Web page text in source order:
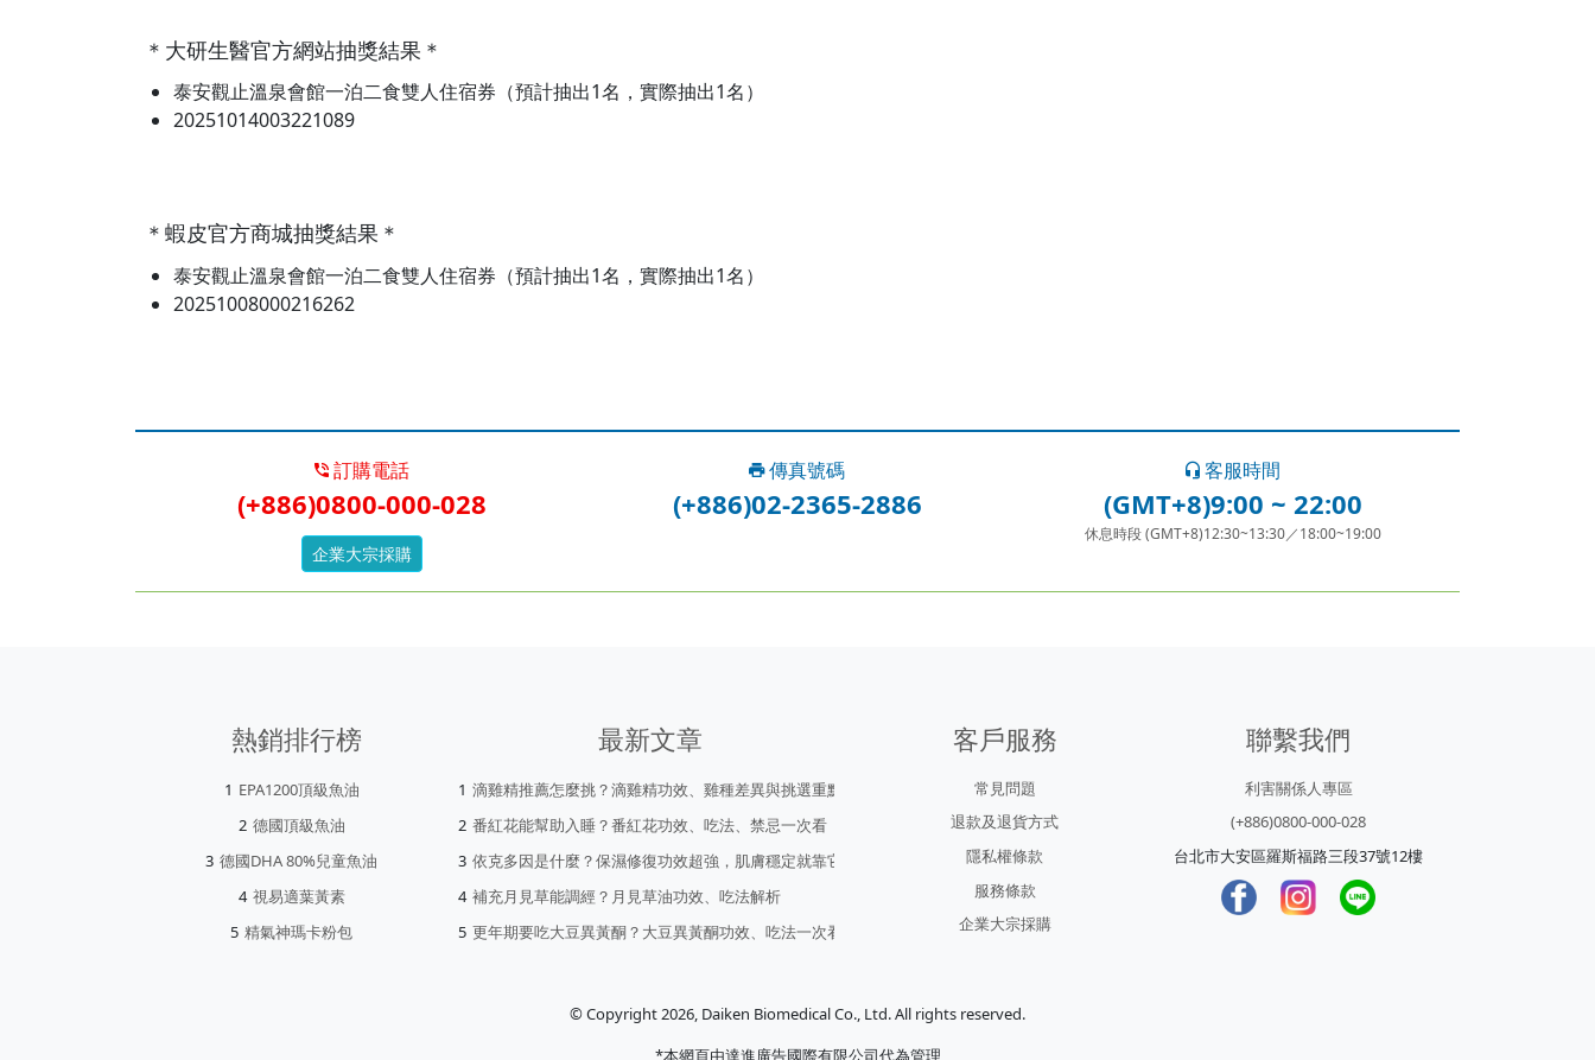
＊大研生醫官方網站抽獎結果＊
泰安觀止溫泉會館一泊二食雙人住宿券（預計抽出1名，實際抽出1名）
20251014003221089
＊蝦皮官方商城抽獎結果＊
泰安觀止溫泉會館一泊二食雙人住宿券（預計抽出1名，實際抽出1名）
20251008000216262
訂購電話
(+886)0800-000-028
企業大宗採購
傳真號碼
(+886)02-2365-2886
客服時間
(GMT+8)9:00 ~ 22:00
休息時段 (GMT+8)12:30~13:30／18:00~19:00
熱銷排行榜
EPA1200頂級魚油
德國頂級魚油
德國DHA 80%兒童魚油
視易適葉黃素
精氣神瑪卡粉包
最新文章
滴雞精推薦怎麼挑？滴雞精功效、雞種差異與挑選重點
番紅花能幫助入睡？番紅花功效、吃法、禁忌一次看
依克多因是什麼？保濕修復功效超強，肌膚穩定就靠它！
補充月見草能調經？月見草油功效、吃法解析
更年期要吃大豆異黃酮？大豆異黃酮功效、吃法一次看
客戶服務
常見問題
退款及退貨方式
隱私權條款
服務條款
企業大宗採購
聯繫我們
利害關係人專區
(+886)0800-000-028
台北市大安區羅斯福路三段37號12樓
© Copyright 2026, Daiken Biomedical Co., Ltd. All rights reserved.
*本網頁由達進廣告國際有限公司代為管理